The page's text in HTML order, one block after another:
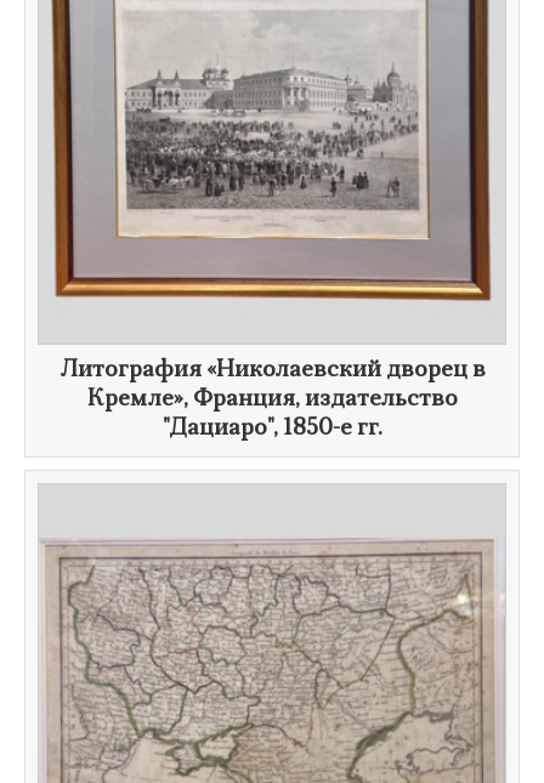
​Литография «Николаевский дворец в
Кремле», Франция, издательство
"Дациаро", 1850-е гг.